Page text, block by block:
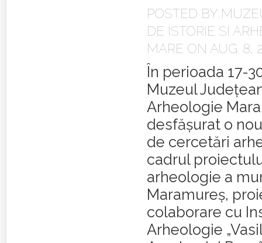
POSTED BY
DE ISTORIE SI
MARE ON AUG. 8,
În perioada 17-
Muzeul
Arheologie
desfăşurat o
de cercetări
cadrul
arheologie a
Maramureş,
colaborare cu
Arheologie